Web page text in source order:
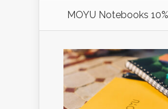
MOYU Notebooks